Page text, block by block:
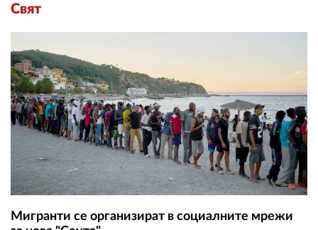
Свят
Мигранти се организират в социалните мрежи